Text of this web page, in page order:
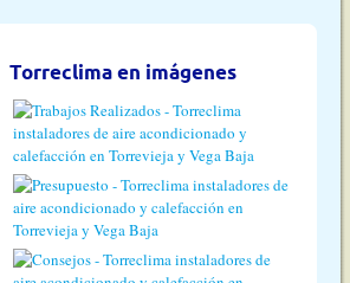
Torreclima en imágenes